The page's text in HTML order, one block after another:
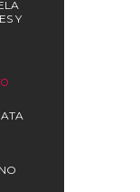
Y